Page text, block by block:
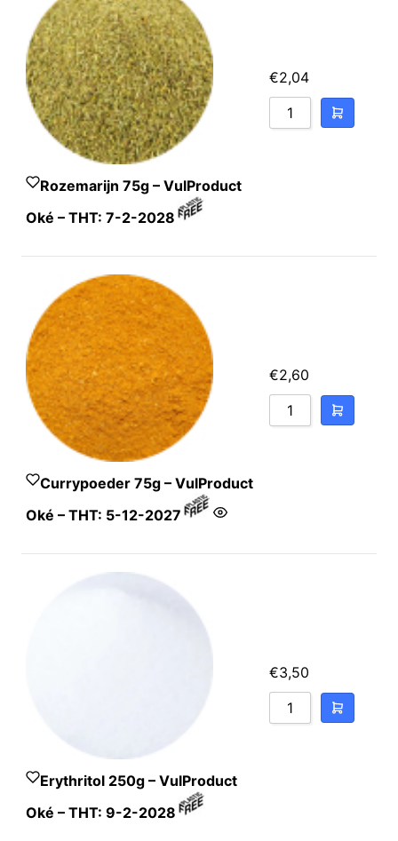
Rozemarijn 75g – VulProduct
Oké – THT: 7-2-2028
€2,04
Currypoeder 75g – VulProduct
Oké – THT: 5-12-2027
Kurkuma‚ koriander‚
fenegriek‚ komijn‚ zout‚
chili‚ mosterd‚ venkelzaad‚
knoflook‚ gember.
€2,60
Erythritol 250g – VulProduct
Oké – THT: 9-2-2028
€3,50